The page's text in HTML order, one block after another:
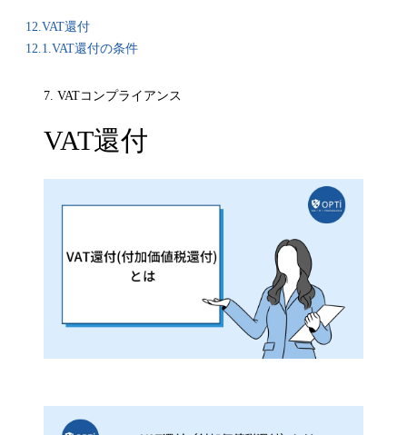
12.VAT還付
12.1.VAT還付の条件
7. VATコンプライアンス
VAT還付